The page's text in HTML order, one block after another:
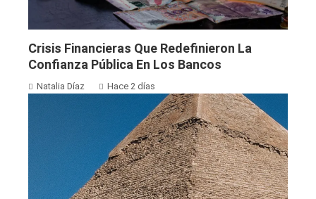
Crisis Financieras Que Redefinieron La
Confianza Pública En Los Bancos
Natalia Díaz Hace 2 días